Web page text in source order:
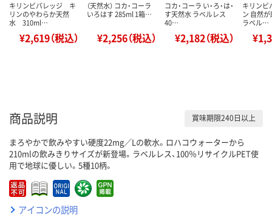
キリンビバレッジ キ
リンのやわらか天然
水 310ml…
¥2,619（税込）
（天然水） コカ・コーラ
いろはす 285ml 1箱…
¥2,256（税込）
コカ・コーラ い・ろ・は・
す天然水 ラベルレス
40…
¥2,182（税込）
キリンビ
ン 自然
ラベル…
商品説明 賞味期限240日以上
まろやかで飲みやすい硬度22mg／Lの軟水。ロハコウォーターから
210mlの飲みきりサイズが新登場。ラベルレス、100％リサイクルPET使
用で地球に優しい。5種10柄。
アイコンの説明